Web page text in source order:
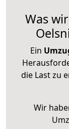
Was
Ein
die Last zu
Wir